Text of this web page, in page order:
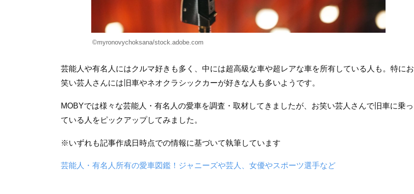
©myronovychoksana/stock.adobe.com
芸能人や有名人にはクルマ好きも多く、中には超高級な車や超レアな車を所有している人も。特にお
笑い芸人さんには旧車やネオクラシックカーが好きな人も多いようです。
MOBYでは様々な芸能人・有名人の愛車を調査・取材してきましたが、お笑い芸人さんで旧車に乗っ
ている人をピックアップしてみました。
※いずれも記事作成日時点での情報に基づいて執筆しています
芸能人・有名人所有の愛車図鑑！ジャニーズや芸人、女優やスポーツ選手など